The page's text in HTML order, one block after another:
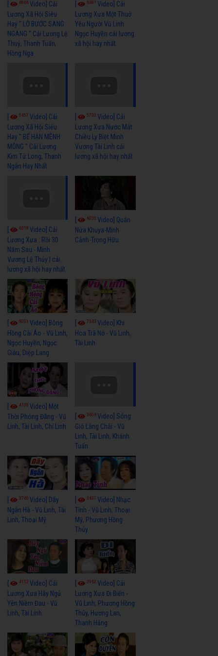
6966Video] Cải
Lương Xã Hội Siêu
Hay " LỠ BƯỚC SANG
NGANG " Cải Lương Lệ
Thuỷ, Thanh Tuấn,
Hồng Nga
6381Video] Cải
Lương Xưa Một Thuở
Yêu Người Vũ Linh
Ngọc Huyền cải lương
xã hội hay nhất
5457 Video] Cải
Lương Xã Hội Siêu
Hay " BỂ HẬN MÊNH
MÔNG " Cải Lương
Kim Tử Long, Thanh
Ngân Hay Nhất
5730Video] Cải
Lương Xưa Nước Mắt
Chiều Ly Biệt Minh
Vương Tài Linh cải
lương xã hội hay nhất
6318 Video] Cải
Lương Xưa : Rồi 30
Năm Sau - Minh
Vương Lệ Thủy | cải
lương xã hội hay nhất
6035Video] Quán
Nửa Khuya-Minh
Cảnh-Trọng Hữu
9051 Video] Bông
Hồng Cài Áo - Vũ Linh,
Ngọc Huyền, Ngọc
Giàu, Diệp Lang
7343Video] Khi
Hoa Trà Nở - Vũ Linh,
Tài Linh
4108 Video] Một
Thời Phóng Đãng - Vũ
Linh, Tài Linh, Chí Linh
3656Video] Sóng
Gió Làng Chài - Vũ
Linh, Tài Linh, Khánh
Tuấn
3765 Video] Dãy
Ngân Hà - Vũ Linh, Tài
Linh, Thoại Mỹ
3437Video] Nhạc
Tình - Vũ Linh, Thoại
Mỹ, Phương Hồng
Thủy
4112 Video] Cải
Lương Xưa Hãy Ngủ
Yên Niềm Đau - Vũ
Linh, Tài Linh
3962Video] Cải
Lương Xưa Đi Biển -
Vũ Linh, Phương Hồng
Thủy, Hương Lan,
Thanh Hằng